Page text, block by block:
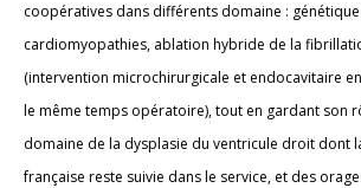
coopératives dans différents domaine :
cardiomyopathies, ablation hybride de la
(intervention microchirurgicale et endocavitaire
le même temps opératoire), tout en gardant son
domaine de la dysplasie du ventricule droit dont
française reste suivie dans le service, et des